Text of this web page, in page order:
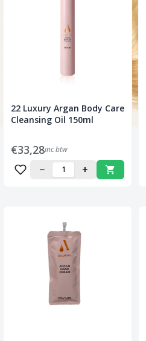
22 Luxury Argan Body Care
Cleansing Oil 150ml
€33,28inc btw
− +